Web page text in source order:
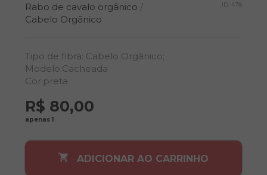
Rabo de cavalo orgânico /
Cabelo Orgãnico
ID: 478
Tipo de fibra: Cabelo Orgânico;
Modelo:Cacheada
Cor:preta
R$ 80,00
apenas 1
ADICIONAR AO CARRINHO